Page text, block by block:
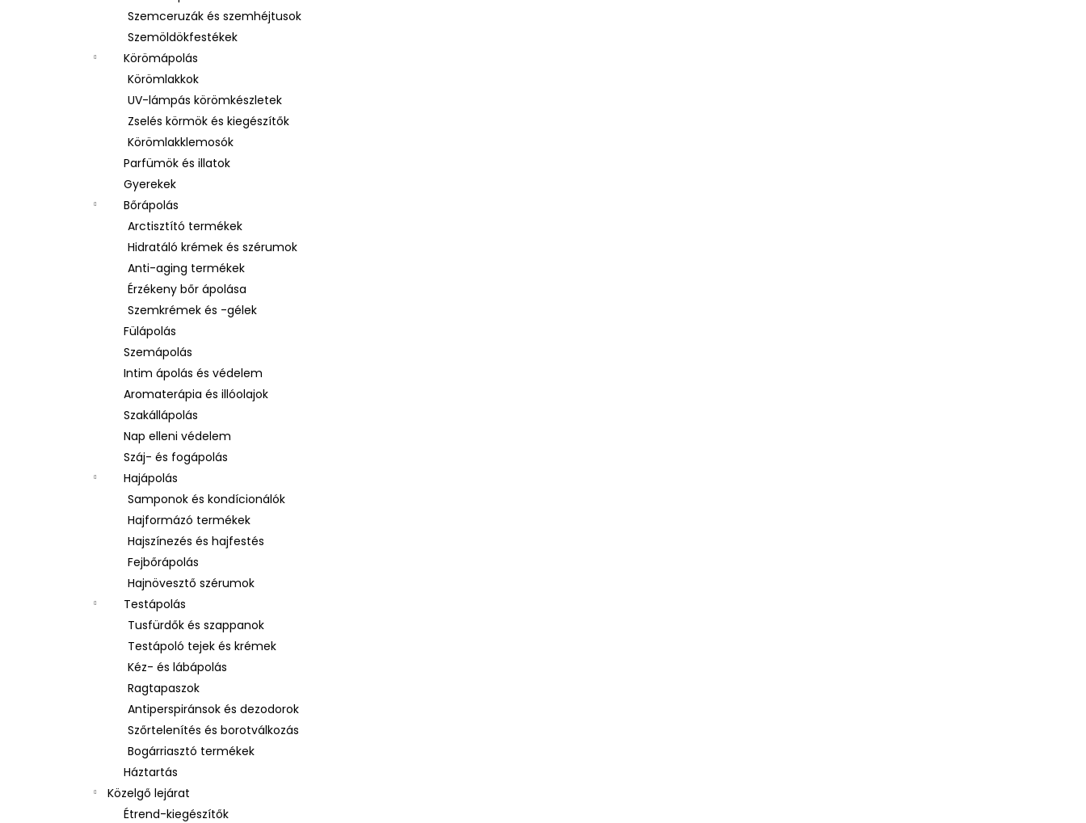
Szemceruzák és szemhéjtusok
Szemöldökfestékek
Körömápolás
Körömlakkok
UV-lámpás körömkészletek
Zselés körmök és kiegészítők
Körömlakklemosók
Parfümök és illatok
Gyerekek
Bőrápolás
Arctisztító termékek
Hidratáló krémek és szérumok
Anti-aging termékek
Érzékeny bőr ápolása
Szemkrémek és -gélek
Fülápolás
Szemápolás
Intim ápolás és védelem
Aromaterápia és illóolajok
Szakállápolás
Nap elleni védelem
Száj- és fogápolás
Hajápolás
Samponok és kondícionálók
Hajformázó termékek
Hajszínezés és hajfestés
Fejbőrápolás
Hajnövesztő szérumok
Testápolás
Tusfürdők és szappanok
Testápoló tejek és krémek
Kéz- és lábápolás
Ragtapaszok
Antiperspiránsok és dezodorok
Szőrtelenítés és borotválkozás
Bogárriasztó termékek
Háztartás
Közelgő lejárat
Étrend-kiegészítők